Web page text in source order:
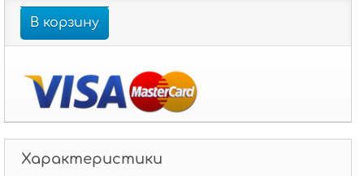
В корзину
Характеристики